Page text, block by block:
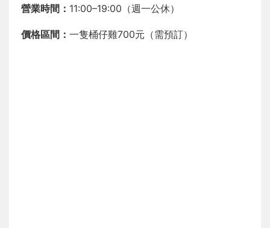
營業時間： 11:00–19:00（週一公休）
價格區間： 一隻桶仔雞700元（需預訂）